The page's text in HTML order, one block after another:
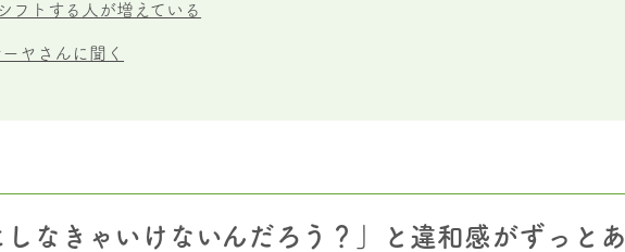
フトする人が増えている
ヤさんに聞く
しなきゃいけないんだろう？」と違和感がずっとあ